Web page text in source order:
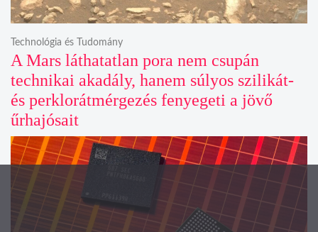
A Mars láthatatlan pora nem csupán
technikai akadály, hanem súlyos szilikát-
és perklorátmérgezés fenyegeti a jövő
űrhajósait
Technológia és Tudomány